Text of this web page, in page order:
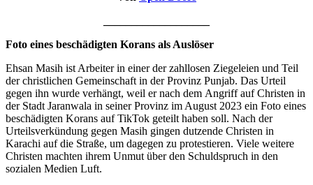
Foto eines beschädigten Korans als Auslöser
Ehsan Masih ist Arbeiter in einer der zahllosen Ziegeleien und Teil
der christlichen Gemeinschaft in der Provinz Punjab. Das Urteil
gegen ihn wurde verhängt, weil er nach dem Angriff auf Christen in
der Stadt Jaranwala in seiner Provinz im August 2023 ein Foto eines
beschädigten Korans auf TikTok geteilt haben soll. Nach der
Urteilsverkündung gegen Masih gingen dutzende Christen in
Karachi auf die Straße, um dagegen zu protestieren. Viele weitere
Christen machten ihrem Unmut über den Schuldspruch in den
sozialen Medien Luft.